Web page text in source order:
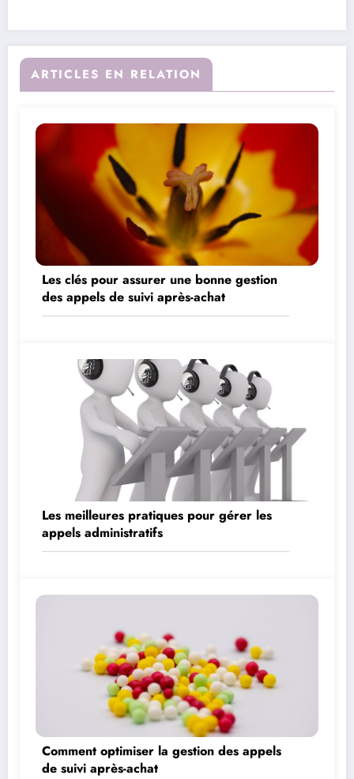
ARTICLES EN RELATION
Les clés pour assurer une bonne gestion
des appels de suivi après-achat
Les meilleures pratiques pour gérer les
appels administratifs
Comment optimiser la gestion des appels
de suivi après-achat